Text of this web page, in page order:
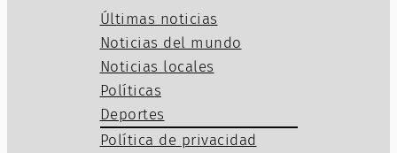
Últimas noticias
Noticias del mundo
Noticias locales
Políticas
Deportes
Política de privacidad